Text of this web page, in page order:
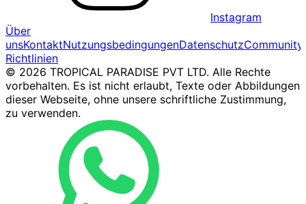
Instagram
Über
unsKontaktNutzungsbedingungenDatenschutz
Richtlinien
© 2026 TROPICAL PARADISE PVT LTD. Alle Rechte
vorbehalten. Es ist nicht erlaubt, Texte oder Abbildungen
dieser Webseite, ohne unsere schriftliche Zustimmung,
zu verwenden.